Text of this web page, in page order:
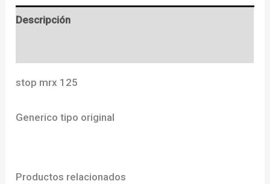
Descripción
stop mrx 125
Generico tipo original
Productos relacionados